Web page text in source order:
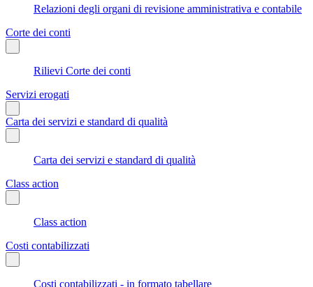
Relazioni degli organi di revisione amministrativa e contabile
Corte dei conti
Rilievi Corte dei conti
Servizi erogati
Carta dei servizi e standard di qualità
Carta dei servizi e standard di qualità
Class action
Class action
Costi contabilizzati
Costi contabilizzati - in formato tabellare